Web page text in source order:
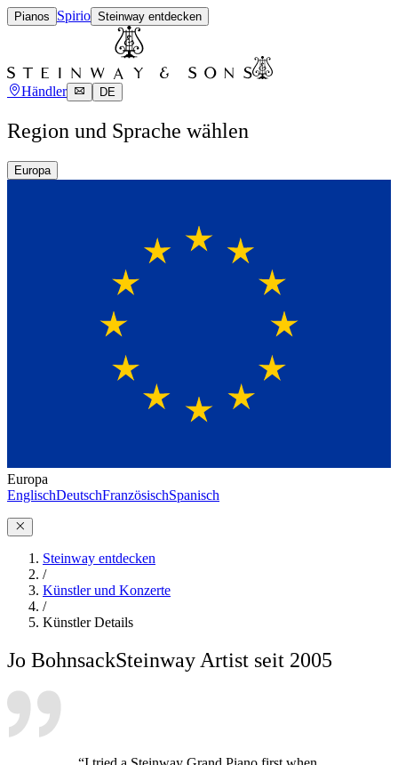
Pianos Spirio Steinway entdecken
Händler DE
Region und Sprache wählen
Europa
Europa
EnglischDeutschFranzösischSpanisch
Steinway entdecken
/
Künstler und Konzerte
/
Künstler Details
Jo BohnsackSteinway Artist seit 2005